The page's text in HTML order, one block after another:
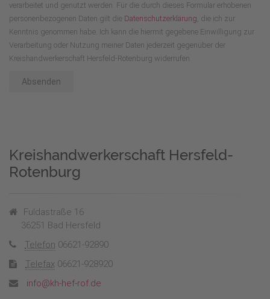
verarbeitet und genutzt werden. Für die durch dieses Formular erhobenen
personenbezogenen Daten gilt die Datenschutzerklärung, die ich zur
Kenntnis genommen habe. Ich kann die hiermit gegebene Einwilligung zur
Verarbeitung oder Nutzung meiner Daten jederzeit gegenüber der
Kreishandwerkerschaft Hersfeld-Rotenburg widerrufen.
Absenden
Kreishandwerkerschaft Hersfeld-
Rotenburg
Fuldastraße 16
36251 Bad Hersfeld
Telefon 06621-92890
Telefax 06621-928920
info@kh-hef-rof.de